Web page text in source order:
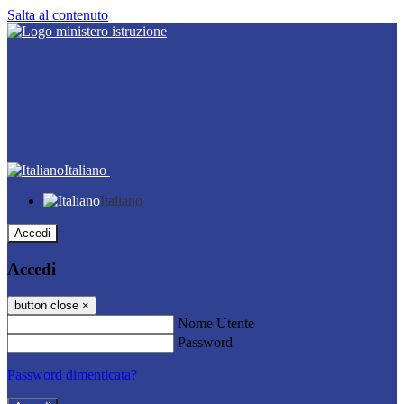
Salta al contenuto
Italiano
Italiano
Accedi
Accedi
button close ×
Nome Utente
Password
Password dimenticata?